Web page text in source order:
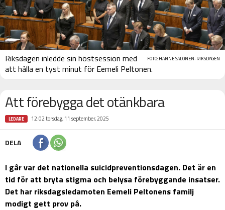
FOTO: HANNE SALONEN-RIKSDAGEN
Riksdagen inledde sin höstsession med
att hålla en tyst minut för Eemeli Peltonen.
Att förebygga det otänkbara
LEDARE 12:02 torsdag, 11 september, 2025
DELA
I går var det nationella suicidpreventionsdagen. Det är en
tid för att bryta stigma och belysa förebyggande insatser.
Det har riksdagsledamoten Eemeli Peltonens familj
modigt gett prov på.